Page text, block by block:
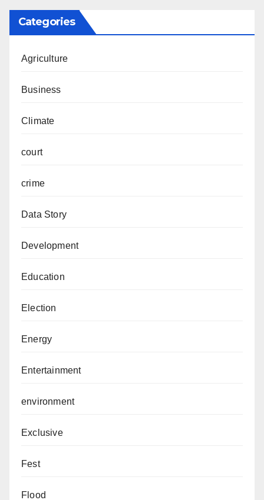
Categories
Agriculture
Business
Climate
court
crime
Data Story
Development
Education
Election
Energy
Entertainment
environment
Exclusive
Fest
Flood